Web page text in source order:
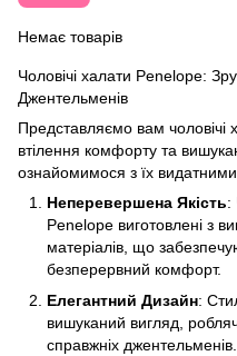
Немає товарів
Чоловічі халати Penelope:
Джентельменів
Представляємо вам чоловічі
втілення комфорту та
ознайомимося з їх
Неперевершена Якість:
Penelope виготовлені з
матеріалів, що
безперервний комфорт.
Елегантний Дизайн:
вишуканий вигляд,
справжніх джентельменів.